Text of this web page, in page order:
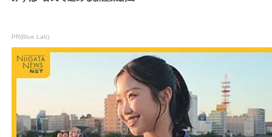
PR(Blue Lab)